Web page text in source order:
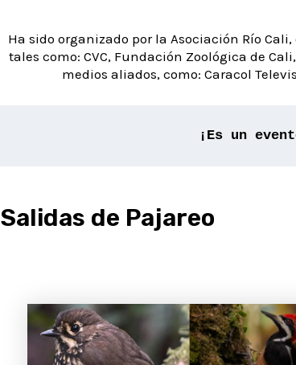
Ha sido organizado por la Asociación Río
tales como: CVC, Fundación Zoológica de
medios aliados, como: Caracol
¡Es un
Salidas de Pajareo